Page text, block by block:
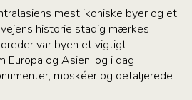
mest ikoniske byer og et
historie stadig mærkes
var byen et vigtigt
Europa og Asien, og i dag
moskéer og detaljerede